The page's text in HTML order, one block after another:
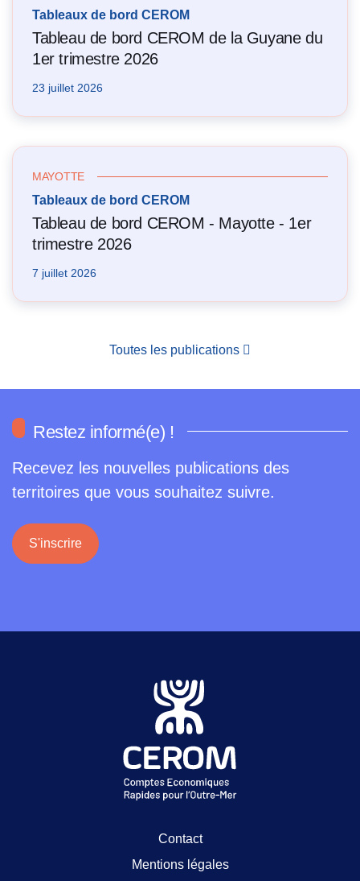
Tableaux de bord CEROM
Tableau de bord CEROM de la Guyane du
1er trimestre 2026
23 juillet 2026
MAYOTTE
Tableaux de bord CEROM
Tableau de bord CEROM - Mayotte - 1er
trimestre 2026
7 juillet 2026
Toutes les publications
Restez informé(e) !
Recevez les nouvelles publications des
territoires que vous souhaitez suivre.
S'inscrire
Contact
Mentions légales